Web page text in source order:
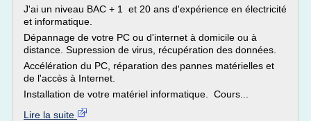
J'ai un niveau BAC + 1 et 20 ans d'expérience en électricité
et informatique.
Dépannage de votre PC ou d'internet à domicile ou à
distance. Supression de virus, récupération des données.
Accélération du PC, réparation des pannes matérielles et
de l'accès à Internet.
Installation de votre matériel informatique. Cours...
Lire la suite